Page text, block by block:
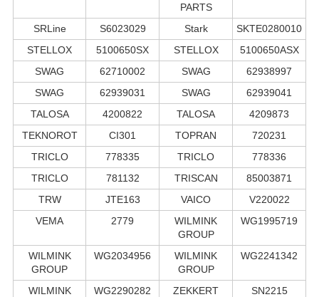
PARTS
SRLine S6023029 Stark
SKTE0280010
STELLOX
5100650SX STELLOX
5100650ASX
SWAG
62710002 SWAG
62938997
SWAG
62939031 SWAG
62939041
TALOSA
4200822 TALOSA
4209873
TEKNOROT
CI301 TOPRAN
720231
TRICLO
778335 TRICLO
778336
TRICLO
781132 TRISCAN
85003871
TRW
JTE163 VAICO
V220022
VEMA
2779
WILMINK
GROUP
WG1995719
WILMINK
GROUP
WG2034956
WILMINK
GROUP
WG2241342
WILMINK
WG2290282 ZEKKERT SN2215